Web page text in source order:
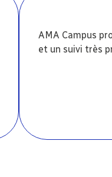
AMA Campus
et un suivi très